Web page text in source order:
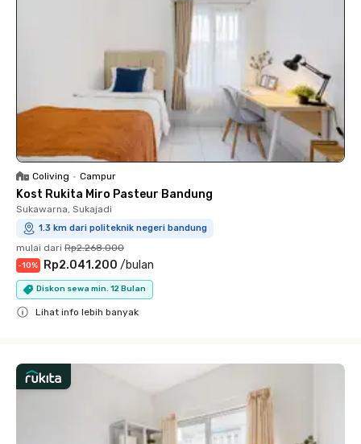
Coliving • Campur
Kost Rukita Miro Pasteur Bandung
Sukawarna, Sukajadi
1.3 km dari politeknik negeri bandung
mulai dari Rp2.268.000
-10% Rp2.041.200 /bulan
Diskon sewa min. 12 Bulan
Lihat info lebih banyak